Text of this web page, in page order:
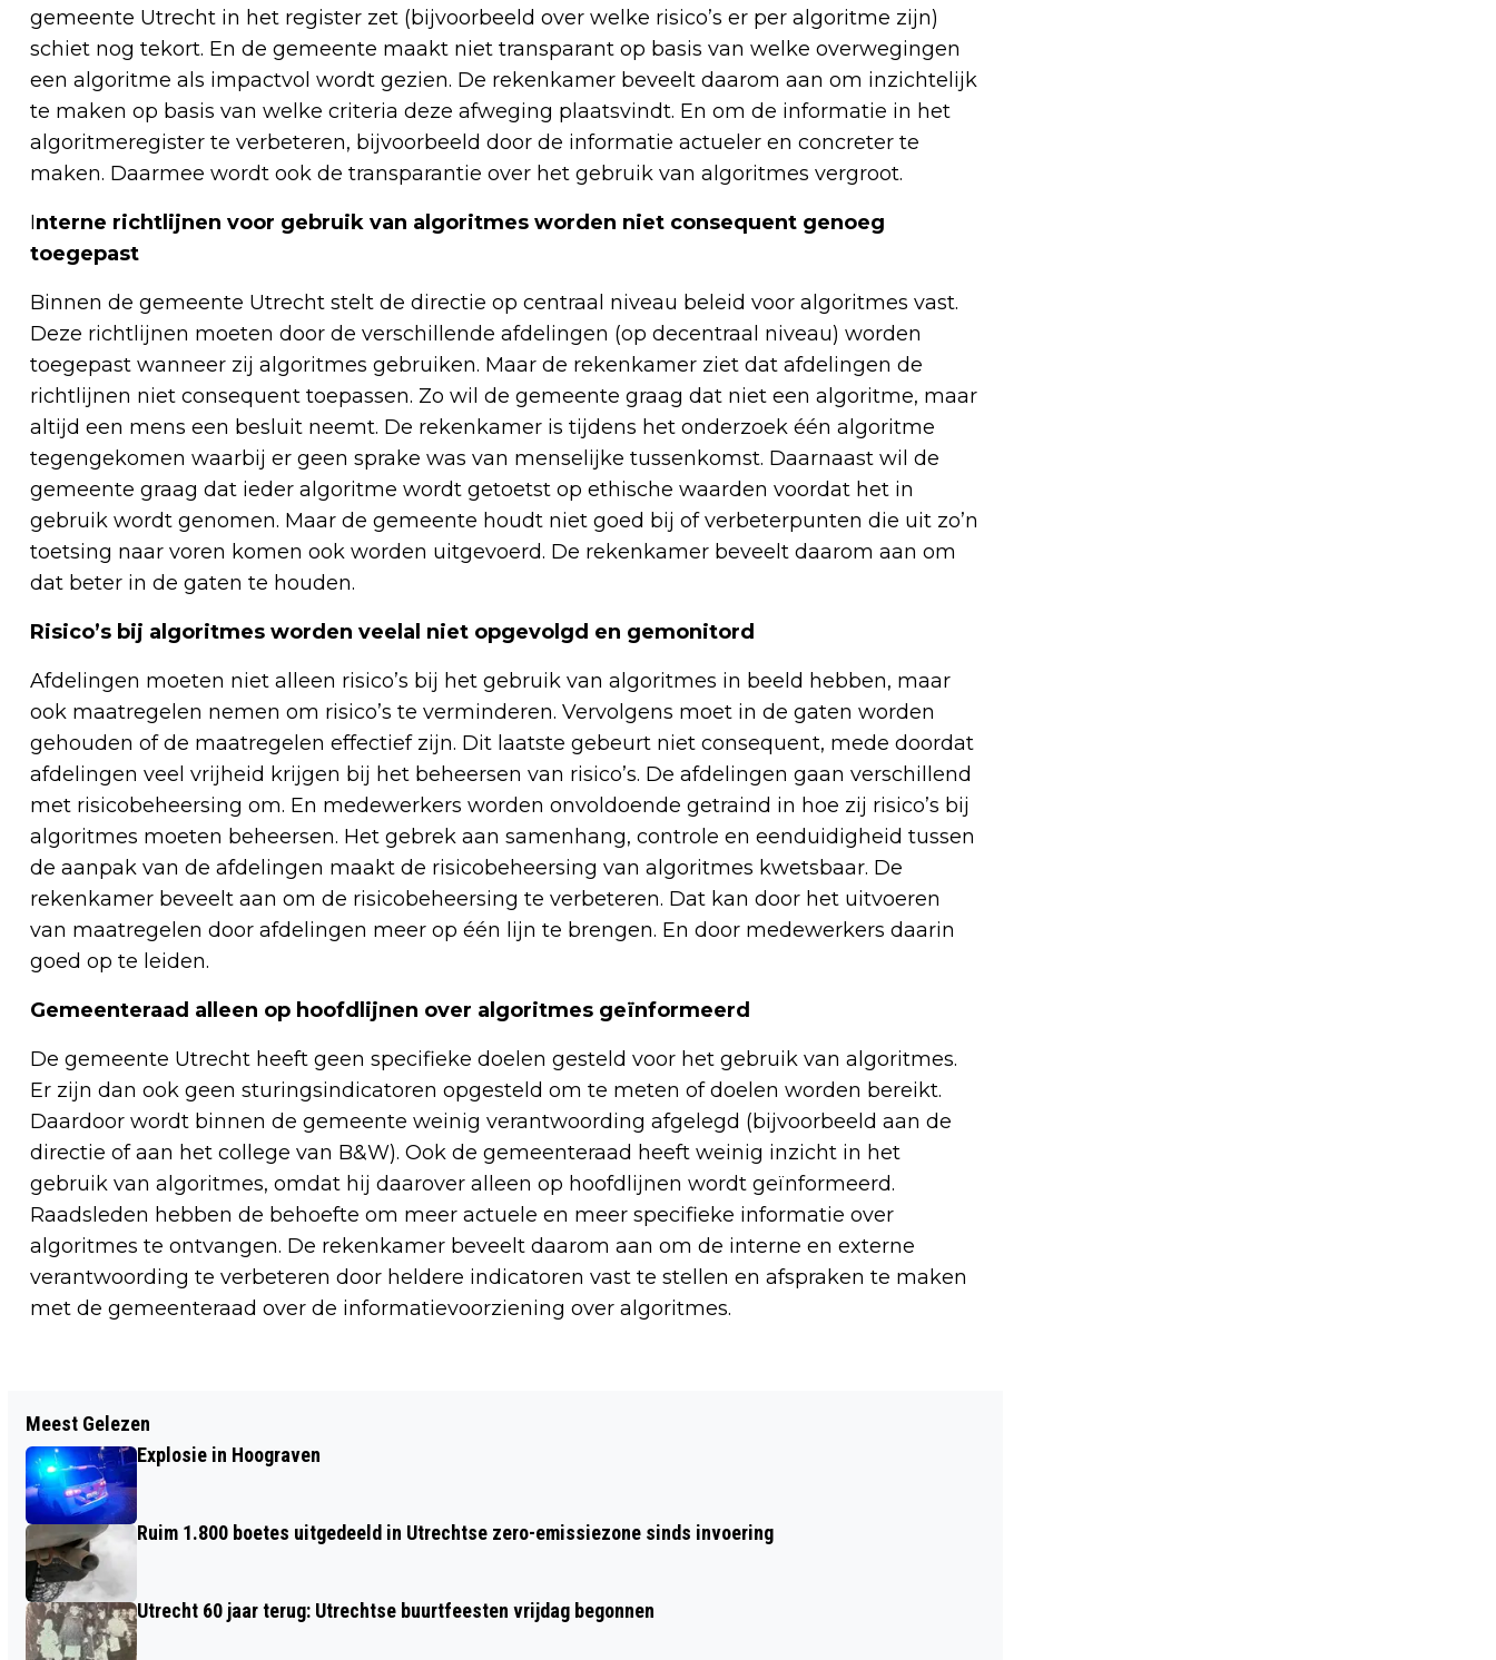
gemeente Utrecht in het register zet (bijvoorbeeld over welke risico’s er per algoritme zijn)
schiet nog tekort. En de gemeente maakt niet transparant op basis van welke overwegingen
een algoritme als impactvol wordt gezien. De rekenkamer beveelt daarom aan om inzichtelijk
te maken op basis van welke criteria deze afweging plaatsvindt. En om de informatie in het
algoritmeregister te verbeteren, bijvoorbeeld door de informatie actueler en concreter te
maken. Daarmee wordt ook de transparantie over het gebruik van algoritmes vergroot.
Interne richtlijnen voor gebruik van algoritmes worden niet consequent genoeg
toegepast
Binnen de gemeente Utrecht stelt de directie op centraal niveau beleid voor algoritmes vast.
Deze richtlijnen moeten door de verschillende afdelingen (op decentraal niveau) worden
toegepast wanneer zij algoritmes gebruiken. Maar de rekenkamer ziet dat afdelingen de
richtlijnen niet consequent toepassen. Zo wil de gemeente graag dat niet een algoritme, maar
altijd een mens een besluit neemt. De rekenkamer is tijdens het onderzoek één algoritme
tegengekomen waarbij er geen sprake was van menselijke tussenkomst. Daarnaast wil de
gemeente graag dat ieder algoritme wordt getoetst op ethische waarden voordat het in
gebruik wordt genomen. Maar de gemeente houdt niet goed bij of verbeterpunten die uit zo’n
toetsing naar voren komen ook worden uitgevoerd. De rekenkamer beveelt daarom aan om
dat beter in de gaten te houden.
Risico’s bij algoritmes worden veelal niet opgevolgd en gemonitord
Afdelingen moeten niet alleen risico’s bij het gebruik van algoritmes in beeld hebben, maar
ook maatregelen nemen om risico’s te verminderen. Vervolgens moet in de gaten worden
gehouden of de maatregelen effectief zijn. Dit laatste gebeurt niet consequent, mede doordat
afdelingen veel vrijheid krijgen bij het beheersen van risico’s. De afdelingen gaan verschillend
met risicobeheersing om. En medewerkers worden onvoldoende getraind in hoe zij risico’s bij
algoritmes moeten beheersen. Het gebrek aan samenhang, controle en eenduidigheid tussen
de aanpak van de afdelingen maakt de risicobeheersing van algoritmes kwetsbaar. De
rekenkamer beveelt aan om de risicobeheersing te verbeteren. Dat kan door het uitvoeren
van maatregelen door afdelingen meer op één lijn te brengen. En door medewerkers daarin
goed op te leiden.
Gemeenteraad alleen op hoofdlijnen over algoritmes geïnformeerd
De gemeente Utrecht heeft geen specifieke doelen gesteld voor het gebruik van algoritmes.
Er zijn dan ook geen sturingsindicatoren opgesteld om te meten of doelen worden bereikt.
Daardoor wordt binnen de gemeente weinig verantwoording afgelegd (bijvoorbeeld aan de
directie of aan het college van B&W). Ook de gemeenteraad heeft weinig inzicht in het
gebruik van algoritmes, omdat hij daarover alleen op hoofdlijnen wordt geïnformeerd.
Raadsleden hebben de behoefte om meer actuele en meer specifieke informatie over
algoritmes te ontvangen. De rekenkamer beveelt daarom aan om de interne en externe
verantwoording te verbeteren door heldere indicatoren vast te stellen en afspraken te maken
met de gemeenteraad over de informatievoorziening over algoritmes.
KIES HET JUISTE FORMAAT
SPRINGKUSSEN VOOR JOUW
EVENEMENT
Meest Gelezen
Explosie in Hoograven
Ruim 1.800 boetes uitgedeeld in Utrechtse zero-emissiezone sinds invoering
Utrecht 60 jaar terug: Utrechtse buurtfeesten vrijdag begonnen